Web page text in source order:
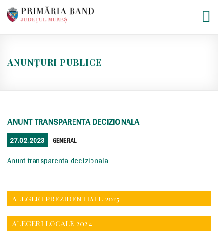
Skip
ANUNȚURI PUBLICE
ANUNT TRANSPARENTA DECIZIONALA
POSTED
ON
27.02.2023 CATEGORIES
GENERAL
Anunt transparenta decizionala
ALEGERI PREZIDENTIALE 2025
ALEGERI LOCALE 2024